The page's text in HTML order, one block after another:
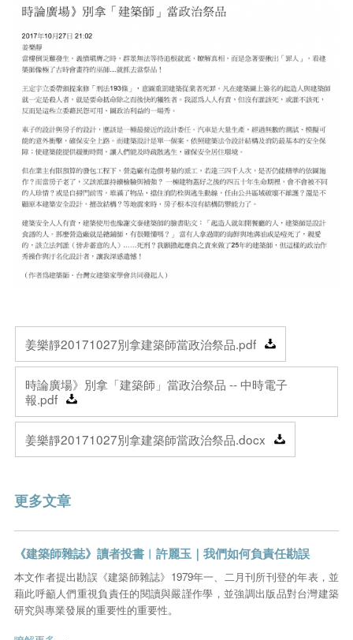
姜樂靜20171027別拿建築師當政治祭品.pdf
時論廣場》別拿「建築師」當政治祭品 -- 中時電子
報.pdf
姜樂靜20171027別拿建築師當政治祭品.docx
更多文章
《建築師雜誌》讀者投書︱許麗玉｜我們如何負責任勘誤
本文作者提出勘誤《建築師雜誌》1979年一、二月刊所刊登的年表，並
藉此呼籲人們重視負責任的閱讀與嚴謹作學，並強調出版品對台灣建築
研究與專業發展的重要性的重要性。